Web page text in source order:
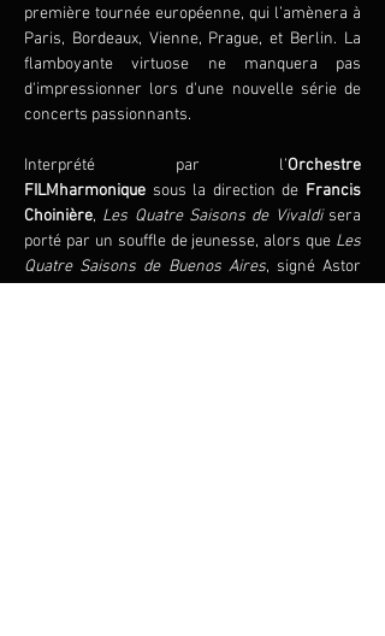
première tournée européenne, qui l’amènera à
Paris, Bordeaux, Vienne, Prague, et Berlin. La
flamboyante virtuose ne manquera pas
d'impressionner lors d'une nouvelle série de
concerts passionnants.
Interprété par l’Orchestre
FILMharmonique sous la direction de Francis
Choinière, Les Quatre Saisons de Vivaldi sera
porté par un souffle de jeunesse, alors que Les
Quatre Saisons de Buenos Aires, signé Astor